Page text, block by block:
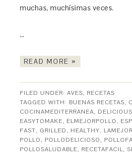
muchas, muchísimas veces.
…
READ MORE »
FILED UNDER:AVES, RECETAS
TAGGED WITH: BUENAS RECETAS,
COCINAMEDITERRANEA, DELICIOUS
EASYTOMAKE, ELMEJORPOLLO,
FAST, GRILLED, HEALTHY,
POLLO, POLLODELICIOSO,
POLLOSALUDABLE, RECETAFACIL,